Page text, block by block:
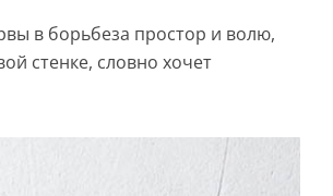
в борьбеза простор и волю,
стенке, словно хочет